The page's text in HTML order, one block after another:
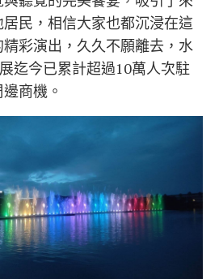
民，相信大家也都沉浸在這
彩演出，久久不願離去，水
迄今已累計超過10萬人次駐
商機。